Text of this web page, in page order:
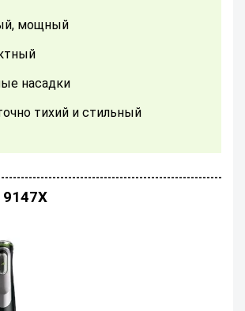
мощный
насадки
тихий и стильный
9147X